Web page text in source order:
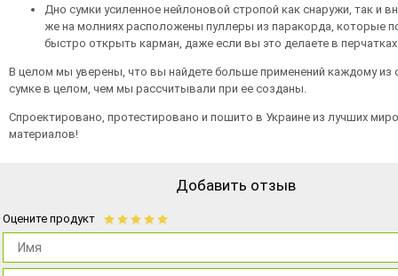
Дно сумки усиленное нейлоновой стропой как снаружи, так и
же на молниях расположены пуллеры из паракорда, которые
быстро открыть карман, даже если вы это делаете в
В целом мы уверены, что вы найдете больше применений каждому из
сумке в целом, чем мы рассчитывали при ее созданы.
Спроектировано, протестировано и пошито в Украине из лучших
материалов!
Добавить отзыв
Оцените продукт